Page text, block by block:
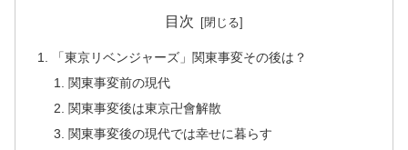
目次
「東京リベンジャーズ」関東事変その後は？
関東事変前の現代
関東事変後は東京卍會解散
関東事変後の現代では幸せに暮らす